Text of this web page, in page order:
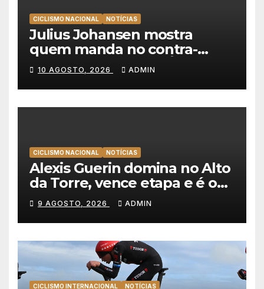
CICLISMO NACIONAL NOTÍCIAS
Julius Johansen mostra
quem manda no contra-
relógio e vence em Águeda,
Guerin segura liderança da
Volta a Portugal
10 AGOSTO, 2026 ADMIN
CICLISMO NACIONAL NOTÍCIAS
Alexis Guerin domina no Alto
da Torre, vence etapa e é o
novo líder da Volta a
Portugal 2026!
9 AGOSTO, 2026 ADMIN
CICLISMO INTERNACIONAL NOTÍCIAS